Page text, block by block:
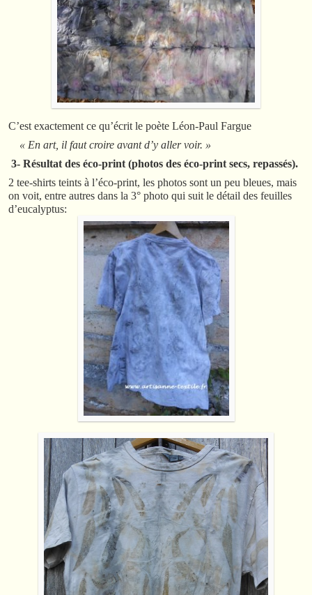
C’est exactement ce qu’écrit le poète Léon-Paul Fargue
« En art, il faut croire avant d’y aller voir. »
3- Résultat des éco-print (photos des éco-print secs, repassés).
2 tee-shirts teints à l’éco-print, les photos sont un peu bleues, mais
on voit, entre autres dans la 3° photo qui suit le détail des feuilles
d’eucalyptus: